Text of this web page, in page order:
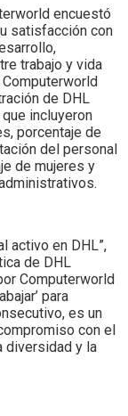
encuestó
satisfacción con
trabajo y vida
de DHL
incluyeron
porcentaje de
del personal
de mujeres y
activo en DHL”,
de DHL
Computerworld
para
es un
con el
diversidad y la